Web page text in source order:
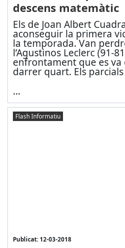
descens matemàtic
Els de Joan Albert
aconseguir la primera
la temporada. Van
l’Agustinos Leclerc (91-
enfrontament que es va
darrer quart. Els parcials
...
Flash Informatiu
Publicat: 12-03-2018